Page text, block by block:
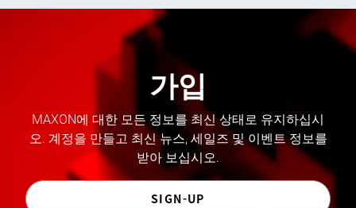
가입
MAXON에 대한 모든 정보를 최신 상태로 유지하십시
오. 계정을 만들고 최신 뉴스, 세일즈 및 이벤트 정보를
받아 보십시오.
SIGN-UP